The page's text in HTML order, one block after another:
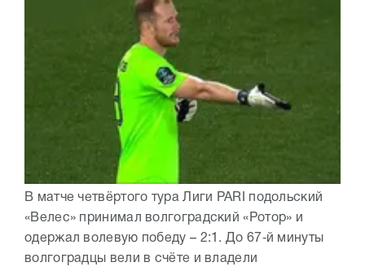
В матче четвёртого тура Лиги PARI подольский
«Велес» принимал волгоградский «Ротор» и
одержал волевую победу – 2:1. До 67‑й минуты
волгоградцы вели в счёте и владели